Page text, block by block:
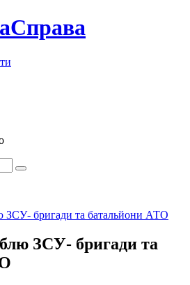
бригади та батальйони АТО
ЗСУ- бригади та